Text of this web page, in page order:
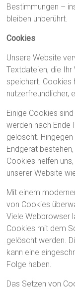
Bestimmungen –
bleiben unberührt.
Cookies
Unsere Website
Textdateien, die
speichert. Cookies
nutzerfreundlicher,
Einige Cookies
werden nach Ende
gelöscht.
Endgerät
Cookies helfen
unserer Website
Mit einem
von Cookies
Viele Webbrowser
Cookies mit dem
gelöscht werden.
kann eine
Folge haben.
Das Setzen von